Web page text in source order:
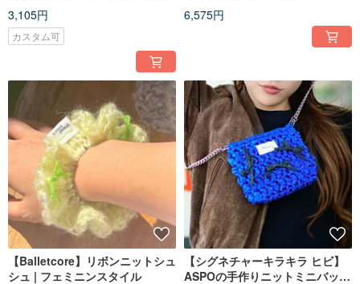
3,105円
カスタム可
6,575円
【Balletcore】リボンニットシュ
シュ | フェミニンスタイル
【シグネチャーキラキラ ヒビ】
ASPOの手作りニットミニバッグ